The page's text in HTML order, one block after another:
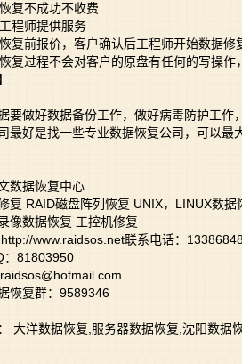
复不成功不收费
程师提供服务
复前报价，客户确认后工程师开始数据修
复过程不会对客户的原盘有任何的写操作
要做好数据备份工作，做好病毒防护工
最好是找一些专业数据恢复公司，可以最
数据恢复中心
复 RAID磁盘阵列恢复 UNIX，LINUX数据
像数据恢复 工控机修复
www.raidsos.net联系电话：
：81803950
恢复群：9589346
大洋数据恢复,服务器数据恢复,沈阳数据